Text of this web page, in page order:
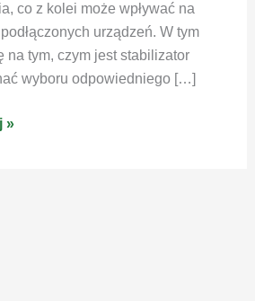
co z kolei może wpływać na
urządzeń. W tym
na tym, czym jest stabilizator
wyboru odpowiedniego […]
»